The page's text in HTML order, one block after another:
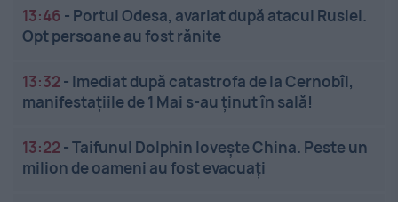
13:46 - Portul Odesa, avariat după atacul Rusiei.
Opt persoane au fost rănite
13:32 - Imediat după catastrofa de la Cernobîl,
manifestațiile de 1 Mai s-au ținut în sală!
13:22 -Taifunul Dolphin lovește China. Peste un
milion de oameni au fost evacuați